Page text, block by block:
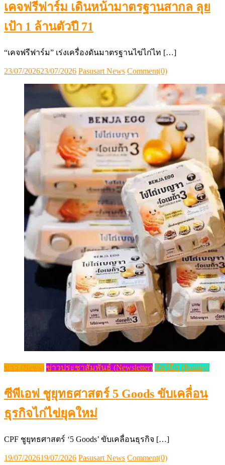
เคจฟรีฟาร์ม เดินหน้ามาตรฐานสากล ลุย
เป้า 1 ล้านตัวปี 71
“เคจฟรีฟาร์ม” เร่งเครื่องดันมาตรฐานไข่ไก่ไท […]
Posted
23/07/202623/07/2026 Author
Pasusart News Comment(0)
ข่าว (News) ข่าวประชาสัมพันธ์ (Newsletter) สัตว์ปีก (Poultry)
ซีพีเอฟ ชูยุทธศาสตร์ 5 Goods ขับเคลื่อน
ธุรกิจไก่ไข่ยุคใหม่
CPF ชูยุทธศาสตร์ ‘5 Goods’ ขับเคลื่อนธุรกิจ […]
Posted
19/07/202619/07/2026 Author
Pasusart News Comment(0)